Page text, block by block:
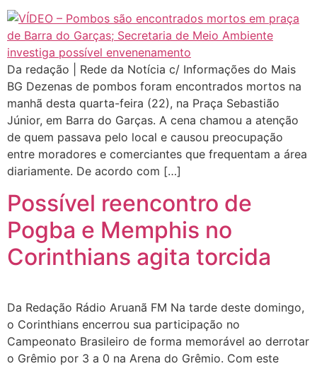
Da redação | Rede da Notícia c/ Informações do Mais
BG Dezenas de pombos foram encontrados mortos na
manhã desta quarta-feira (22), na Praça Sebastião
Júnior, em Barra do Garças. A cena chamou a atenção
de quem passava pelo local e causou preocupação
entre moradores e comerciantes que frequentam a área
diariamente. De acordo com […]
Possível reencontro de
Pogba e Memphis no
Corinthians agita torcida
Da Redação Rádio Aruanã FM Na tarde deste domingo,
o Corinthians encerrou sua participação no
Campeonato Brasileiro de forma memorável ao derrotar
o Grêmio por 3 a 0 na Arena do Grêmio. Com este